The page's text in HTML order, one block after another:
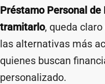
Préstamo Personal de
tramitarlo, queda
las alternativas más
quienes buscan
personalizado.